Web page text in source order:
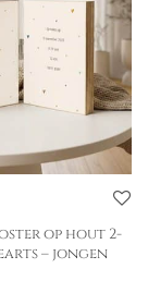
op hout 2-
– jongen